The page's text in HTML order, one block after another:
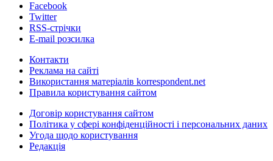
Facebook
Twitter
RSS-стрічки
E-mail розсилка
Контакти
Реклама на сайті
Використання матеріалів korrespondent.net
Правила користування сайтом
Договір користування сайтом
Політика у сфері конфіденційності і персональних даних
Угода щодо користування
Редакція